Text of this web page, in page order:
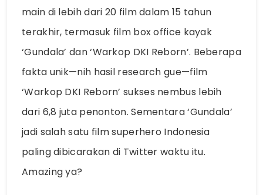
main di lebih dari 20 film dalam 15 tahun
terakhir, termasuk film box office kayak
‘Gundala’ dan ‘Warkop DKI Reborn’. Beberapa
fakta unik—nih hasil research gue—film
‘Warkop DKI Reborn’ sukses nembus lebih
dari 6,8 juta penonton. Sementara ‘Gundala’
jadi salah satu film superhero Indonesia
paling dibicarakan di Twitter waktu itu.
Amazing ya?